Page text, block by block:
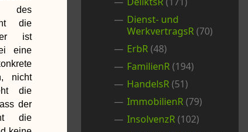
die
ist
eine
nicht
die
der
die
Dienst- und
WerkvertragsR(70)
ErbR(48)
FamilienR(194)
HandelsR(51)
ImmobilienR(79)
InsolvenzR(102)